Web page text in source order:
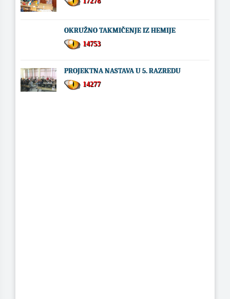
OKRUŽNO TAKMIČENJE IZ HEMIJE
14753
PROJEKTNA NASTAVA U 5. RAZREDU
14277